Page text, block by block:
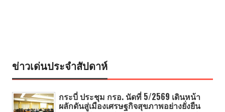
ข่าวเด่นประจำสัปดาห์
กระบี่ ประชุม กรอ. นัดที่ 5/2569 เดินหน้า
ผลักดันสู่เมืองเศรษฐกิจสุขภาพอย่างยั่งยืน